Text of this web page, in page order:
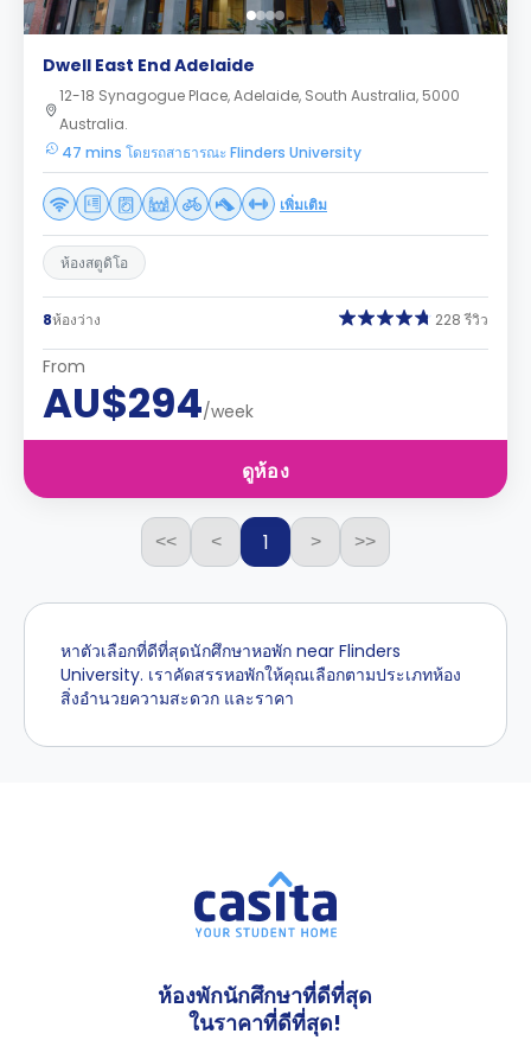
Dwell East End Adelaide
12-18 Synagogue Place, Adelaide, South Australia, 5000
Australia.
47 mins โดยรถสาธารณะ Flinders University
เพิ่มเติม
ห้องสตูดิโอ
8ห้องว่าง 228 รีวิว
From
AU$294/week
ดูห้อง
<< < 1 > >>
หาตัวเลือกที่ดีที่สุดนักศึกษาหอพัก near Flinders
University. เราคัดสรรหอพักให้คุณเลือกตามประเภทห้อง
สิ่งอำนวยความสะดวก และราคา
ห้องพักนักศึกษาที่ดีที่สุด
ในราคาที่ดีที่สุด!